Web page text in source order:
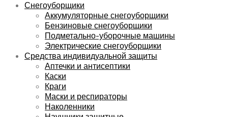
Снегоуборщики
Аккумуляторные снегоуборщики
Бензиновые снегоуборщики
Подметально-уборочные машины
Электрические снегоуборщики
Средства индивидуальной защиты
Аптечки и антисептики
Каски
Краги
Маски и респираторы
Наколенники